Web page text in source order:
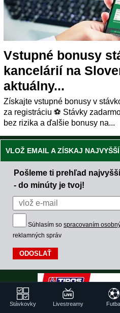
Vstupné bonusy
kancelárií na
aktuálny...
Získajte vstupné bonusy v
za registráciu ⚽ Stávky
bez rizika a ďalšie bonusy na...
VLOŽ EMAIL A ZÍSKAJ
Pošleme ti prehľad
- do minúty je tvoj!
Súhlasím so spracovaním
reklamných správ
Stávkovky Livestreamy